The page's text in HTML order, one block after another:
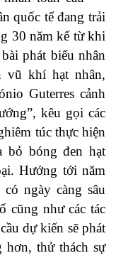
quốc tế đang trải
30 năm kể từ khi
phát biểu nhân
vũ khí hạt nhân,
Guterres cảnh
kêu gọi các
túc thực hiện
bỏ bóng đen hạt
Hướng tới năm
ngày càng sâu
cũng như các tác
dự kiến ​​sẽ phát
thử thách sự